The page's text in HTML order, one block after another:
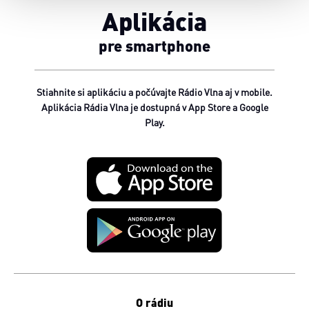
Aplikácia
pre smartphone
Stiahnite si aplikáciu a počúvajte Rádio Vlna aj v mobile.
Aplikácia Rádia Vlna je dostupná v App Store a Google
Play.
O rádiu